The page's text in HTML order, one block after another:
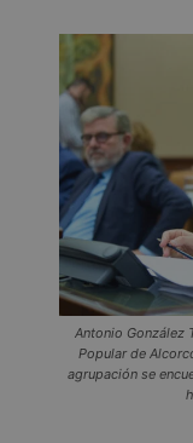
Antonio González
Popular de
agrupación se